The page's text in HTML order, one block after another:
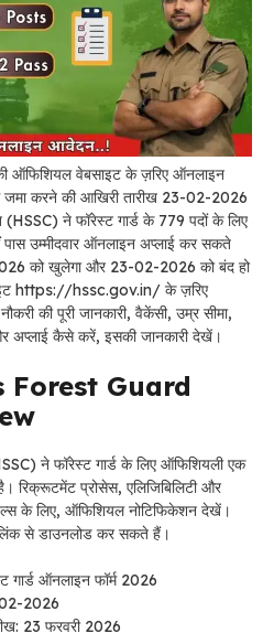
ऑफिशियल वेबसाइट के ज़रिए ऑनलाइन
जमा करने की आखिरी तारीख 23-02-2026
ने फॉरेस्ट गार्ड के 779 पदों के लिए
पास उम्मीदवार ऑनलाइन अप्लाई कर सकते
को खुलेगा और 23-02-2026 को बंद हो
https://hssc.gov.in/ के ज़रिए
की पूरी जानकारी, वैकेंसी, उम्र सीमा,
अप्लाई कैसे करें, इसकी जानकारी देखें।
Forest Guard
ने फॉरेस्ट गार्ड के लिए ऑफिशियली एक
रिक्रूटमेंट प्रोसेस, एलिजिबिलिटी और
के लिए, ऑफिशियल नोटिफिकेशन देखें।
से डाउनलोड कर सकते हैं।
गार्ड ऑनलाइन फॉर्म 2026
02-2026
23 फरवरी 2026